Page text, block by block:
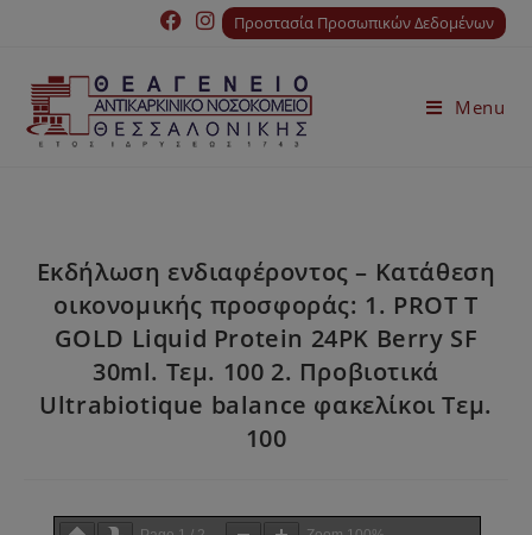
Προστασία Προσωπικών Δεδομένων
Menu
Εκδήλωση ενδιαφέροντος – Κατάθεση
οικονομικής προσφοράς: 1. PROT Τ
GOLD Liquid Protein 24PK Berry SF
30ml. Τεμ. 100 2. Προβιοτικά
Ultrabiotique balance φακελίκοι Τεμ.
100